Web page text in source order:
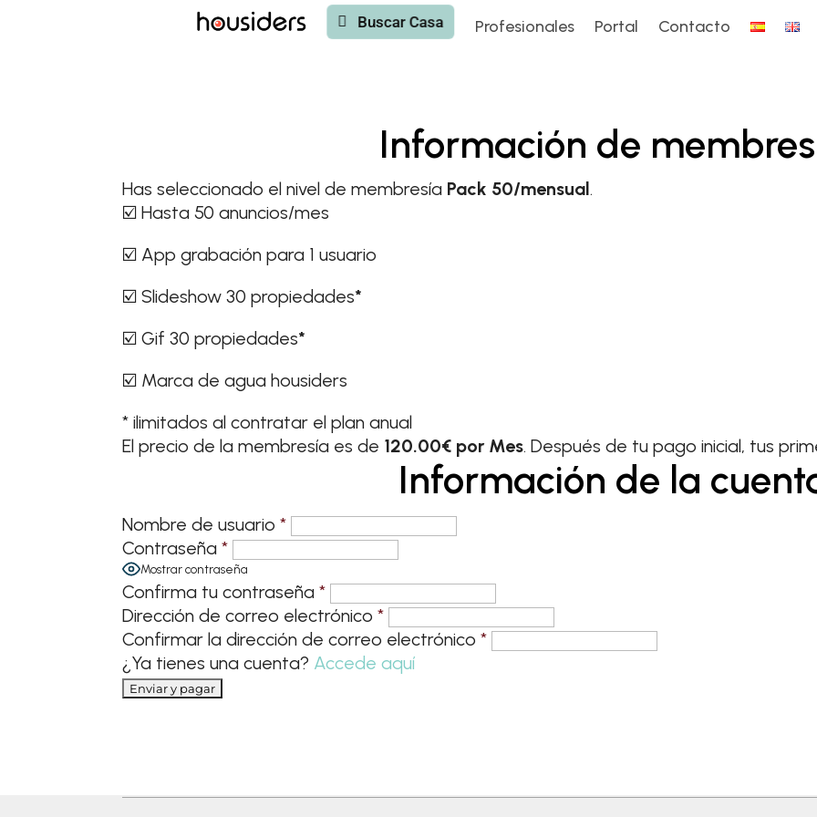
Buscar Casa Profesionales Portal Contacto
Buscar Casa Profesionales Portal Contacto
Información de
Has seleccionado el nivel de membresía Pack 50/mensual.
☑️ Hasta 50 anuncios/mes
☑️ App grabación para 1 usuario
☑️ Slideshow 30 propiedades*
☑️ Gif 30 propiedades*
☑️ Marca de agua housiders
* ilimitados al contratar el plan anual
El precio de la membresía es de 120.00€ por Mes. Después de tu pago inicial, tus
Información de la
Nombre de usuario *
Contraseña*
Mostrar contraseña
Confirma tu contraseña *
Dirección de correo electrónico *
Confirmar la dirección de correo electrónico *
¿Ya tienes una cuenta? Accede aquí